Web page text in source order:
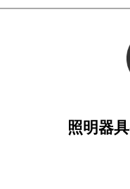
照明器